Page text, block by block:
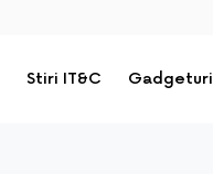
Stiri IT&C Gadgeturi